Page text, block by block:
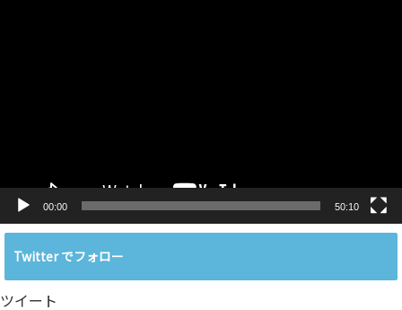
00:00 50:10
Twitter でフォロー
ツイート